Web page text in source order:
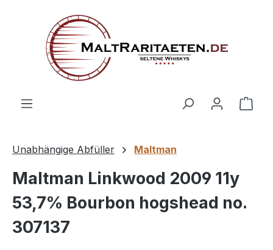
Unabhängige Abfüller Maltman
Maltman Linkwood 2009 11y
53,7% Bourbon hogshead no.
307137